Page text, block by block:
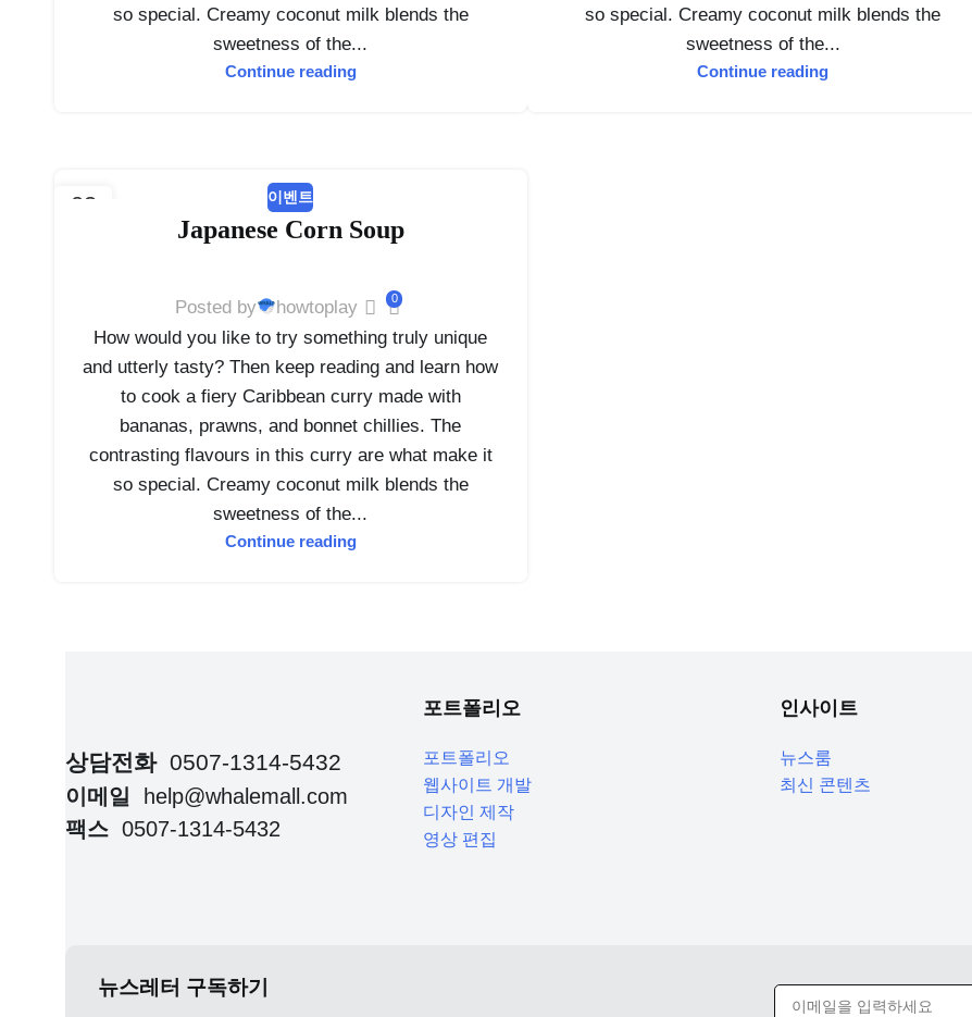
so special. Creamy coconut milk blends the
sweetness of the...
Continue reading
so special. Creamy coconut milk blends the
sweetness of the...
Continue reading
03 이벤트
Japanese Corn Soup
Posted by howtoplay 0
How would you like to try something truly unique
and utterly tasty? Then keep reading and learn how
to cook a fiery Caribbean curry made with
bananas, prawns, and bonnet chillies. The
contrasting flavours in this curry are what make it
so special. Creamy coconut milk blends the
sweetness of the...
Continue reading
상담전화 0507-1314-5432
이메일
help@whalemall.com
팩스 0507-1314-5432
포트폴리오
포트폴리오
웹사이트 개발
디자인 제작
영상 편집
인사이트
뉴스룸
최신 콘텐츠
뉴스레터 구독하기